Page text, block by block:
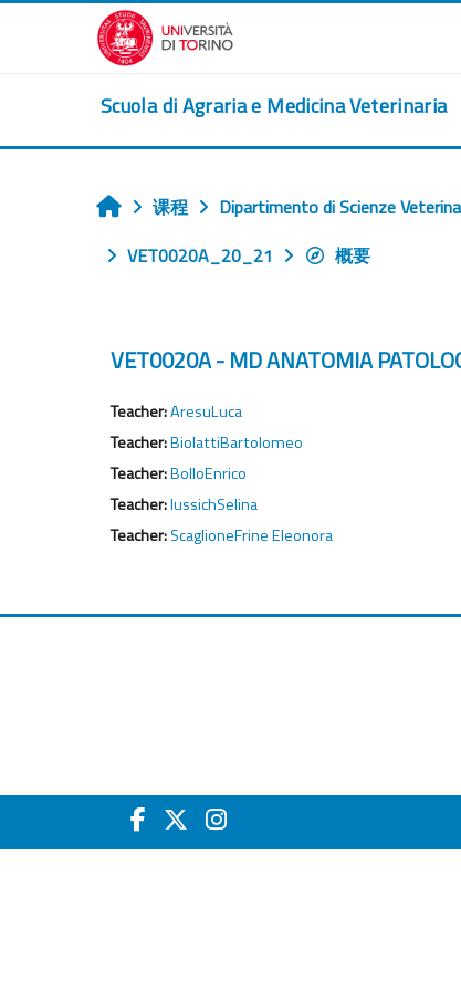
跳到主要内容
Scuola di Agraria e Medicina Veterinaria
首页课程 Dipartimento di Scienze
VET0020A_20_21
概要
VET0020A - MD ANATOMIA
Teacher:AresuLuca
Teacher:BiolattiBartolomeo
Teacher:BolloEnrico
Teacher:IussichSelina
Teacher:ScaglioneFrine Eleonora